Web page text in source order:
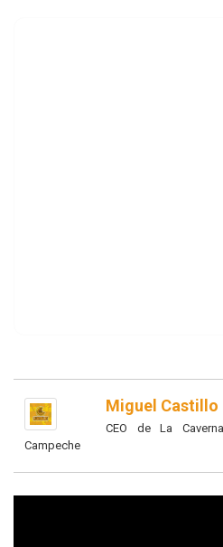
Miguel Castillo
CEO de La
Campeche